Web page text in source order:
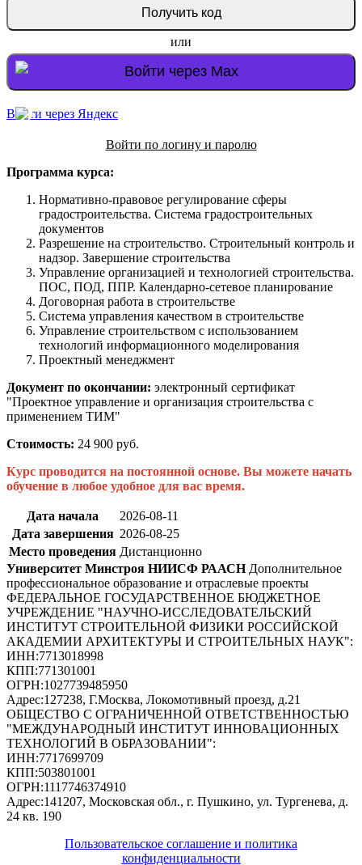
или
Войти через Max
Войти через Яндекс
Войти по логину и паролю
Программа курса:
Нормативно-правовое регулирование сферы
градостроительства. Система градостроительных
документов
Разрешение на строительство. Строительный контроль и
надзор. Завершение строительства
Управление организацией и технологией строительства.
ПОС, ПОД, ППР. Календарно-сетевое планирование
Договорная работа в строительстве
Система управления качеством в строительстве
Управление строительством с использованием
технологий информационного моделирования
Проектный менеджмент
Документ по окончании: электронный сертификат
"Проектное управление и организация строительства с
применением ТИМ"
Стоимость: 24 900 руб.
Курс проводится на постоянной основе. Вы можете начать
обучение в любое удобное для вас время.
Дата начала
2026-08-11
Дата завершения 2026-08-25
Место проведения Дистанционно
Университет Минстроя НИИСФ РААСН Дополнительное
профессиональное образование и отраслевые проекты
ФЕДЕРАЛЬНОЕ ГОСУДАРСТВЕННОЕ БЮДЖЕТНОЕ
УЧРЕЖДЕНИЕ "НАУЧНО-ИССЛЕДОВАТЕЛЬСКИЙ
ИНСТИТУТ СТРОИТЕЛЬНОЙ ФИЗИКИ РОССИЙСКОЙ
АКАДЕМИИ АРХИТЕКТУРЫ И СТРОИТЕЛЬНЫХ НАУК":
ИНН:7713018998
КПП:771301001
ОГРН:1027739485950
Адрес:127238, Г.Москва, Локомотивный проезд, д.21
ОБЩЕСТВО С ОГРАНИЧЕННОЙ ОТВЕТСТВЕННОСТЬЮ
"МЕЖДУНАРОДНЫЙ ИНСТИТУТ ИННОВАЦИОННЫХ
ТЕХНОЛОГИЙ В ОБРАЗОВАНИИ":
ИНН:7717699709
КПП:503801001
ОГРН:1117746374910
Адрес:141207, Московская обл., г. Пушкино, ул. Тургенева, д.
24 кв. 190
Пользовательское соглашение и политика
конфиденциальности